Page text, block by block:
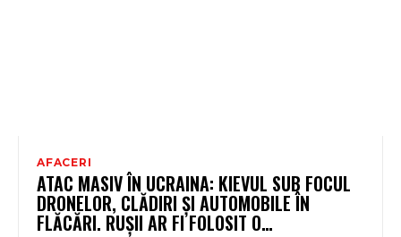
AFACERI
ATAC MASIV ÎN UCRAINA: KIEVUL SUB FOCUL
DRONELOR, CLĂDIRI ȘI AUTOMOBILE ÎN
FLĂCĂRI. RUȘII AR FI FOLOSIT O…